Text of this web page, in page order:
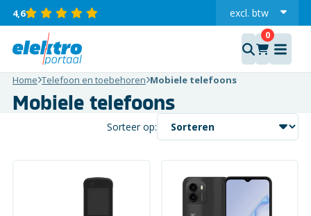
4,6 excl. btw
incl.
Home Telefoon en toebehoren Mobiele telefoons
Mobiele telefoons
Sorteer op: